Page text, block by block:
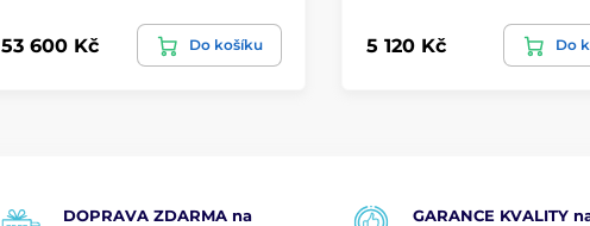
53 600 Kč Do košíku 5 120 Kč Do
DOPRAVA ZDARMA na
GARANCE KVALITY